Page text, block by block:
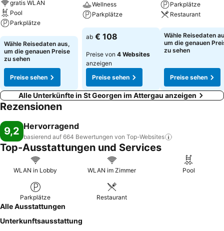
gratis WLAN
Pool
Parkplätze
Preise sehen
Wähle Reisedaten aus,
um die genauen Preise
zu sehen
Preise sehen
Wellness
Parkplätze
Preise sehen
ab € 108
Preise von 4 Websites
anzeigen
Preise sehen
Parkplätze
Restaurant
Preise sehen
Wähle Reisedaten
um die genauen
zu sehen
Preise sehen
Alle Unterkünfte in St Georgen im Attergau anzeigen
Rezensionen
9,2 Hervorragend
basierend auf 664 Bewertungen von Top-Websites
Top-Ausstattungen und Services
WLAN in Lobby WLAN im Zimmer Pool
Parkplätze Restaurant
Alle Ausstattungen
Unterkunftsausstattung